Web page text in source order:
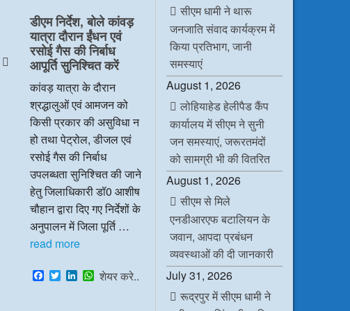
o
o
k
t
e
r
d
I
n
s
A
p
p
डीएम निर्देश, बोले कांवड़
यात्रा दौरान ईंधन एवं
रसोई गैस की निर्बाध
आपूर्ति सुनिश्चित करें
कांवड़ यात्रा के दौरान
श्रद्धालुओं एवं आमजन को
किसी प्रकार की असुविधा न
हो तथा पेट्रोल, डीजल एवं
रसोई गैस की निर्बाध
उपलब्धता सुनिश्चित की जाने
हेतु जिलाधिकारी डॉ0 आशीष
चौहान द्वारा दिए गए निर्देशों के
अनुपालन में जिला पूर्ति …
read more
F
a
T
w
L
i
W
h
शेयर करे..
सीएम धामी ने थारू
जनजाति संवाद कार्यक्रम में
किया प्रतिभाग, जानी
समस्याएं
August 1, 2026
लोहियाहेड हेलीपैड कैंप
कार्यालय में सीएम ने सुनी
जन समस्याएं, जरूरतमंदों
को सामग्री भी की वितरित
August 1, 2026
सीएम से मिले
एनडीआरएफ बटालियन के
जवान, आपदा प्रबंधन
व्यवस्थाओं की दी जानकारी
July 31, 2026
रूद्रपुर में सीएम धामी ने